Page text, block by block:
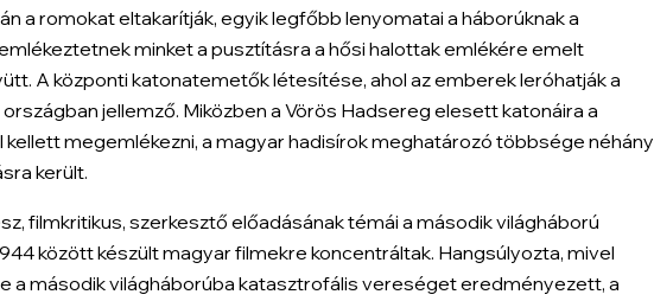
a romokat eltakarítják, egyik legfőbb lenyomatai a háborúknak a
minket a pusztításra a hősi halottak emlékére emelt
A központi katonatemetők létesítése, ahol az emberek leróhatják a
jellemző. Miközben a Vörös Hadsereg elesett katonáira a
megemlékezni, a magyar hadisírok meghatározó többsége néhány
került.
filmkritikus, szerkesztő előadásának témái a második világháború
között készült magyar filmekre koncentráltak. Hangsúlyozta, mivel
a második világháborúba katasztrofális vereséget eredményezett, a